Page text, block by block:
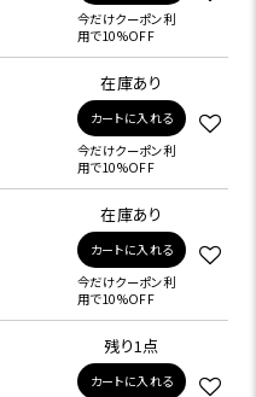
今だけクーポン利
用で10%OFF
在庫あり
カートに入れる
今だけクーポン利
用で10%OFF
在庫あり
カートに入れる
今だけクーポン利
用で10%OFF
残り1点
カートに入れる